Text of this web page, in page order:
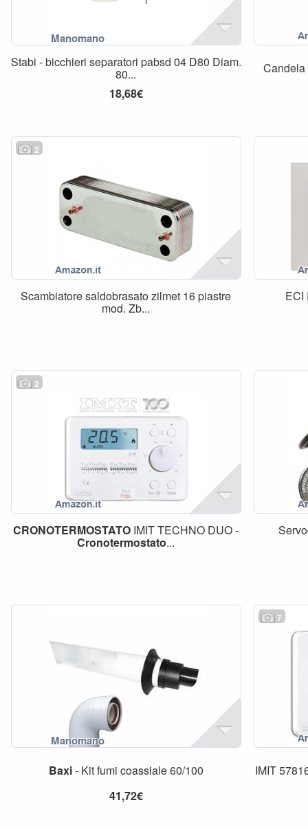
Stabi - bicchieri separatori pabsd 04 D80 Diam.
80...
18,68€
2
Scambiatore saldobrasato zilmet 16 piastre
mod. Zb...
ECI
2
CRONOTERMOSTATO IMIT TECHNO DUO -
Cronotermostato...
Baxi- Kit fumi coassiale 60/100
41,72€
7
IMIT